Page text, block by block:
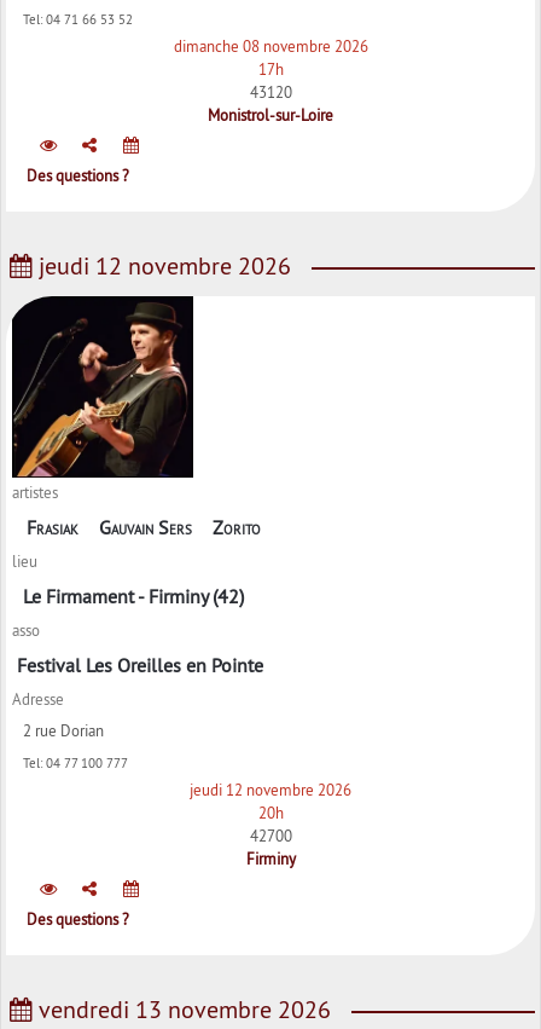
Tel: 04 71 66 53 52
dimanche 08 novembre 2026
17h
43120
Monistrol-sur-Loire
Des questions ?
jeudi 12 novembre 2026
artistes
Frasiak Gauvain Sers Zorito
lieu
Le Firmament - Firminy (42)
asso
Festival Les Oreilles en Pointe
Adresse
2 rue Dorian
Tel: 04 77 100 777
jeudi 12 novembre 2026
20h
42700
Firminy
Des questions ?
vendredi 13 novembre 2026